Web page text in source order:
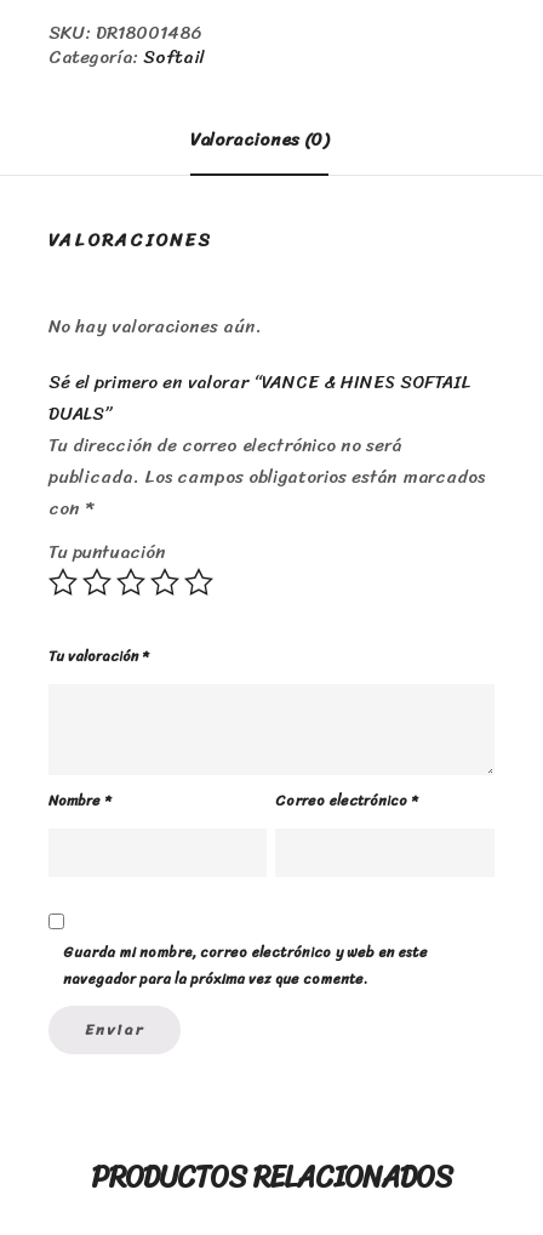
SKU: DR18001486
Categoría:Softail
Valoraciones (0)
VALORACIONES
No hay valoraciones aún.
Sé el primero en valorar “VANCE & HINES SOFTAIL
DUALS”
Tu dirección de correo electrónico no será
publicada. Los campos obligatorios están marcados
con *
Tu puntuación
Tu valoración*
Nombre* Correo electrónico*
Guarda mi nombre, correo electrónico y web en este
navegador para la próxima vez que comente.
PRODUCTOS RELACIONADOS